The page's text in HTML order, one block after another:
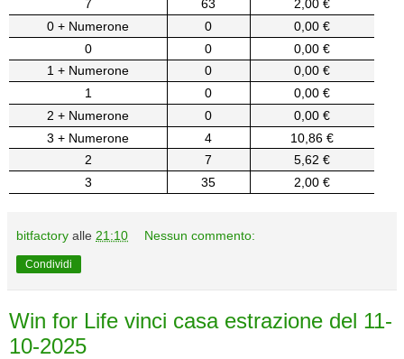
7
63
2,00 €
0 + Numerone
0
0,00 €
0
0
0,00 €
1 + Numerone
0
0,00 €
1
0
0,00 €
2 + Numerone
0
0,00 €
3 + Numerone
4
10,86 €
2
7
5,62 €
3
35 2,00 €
bitfactory alle 21:10 Nessun commento:
Condividi
Win for Life vinci casa estrazione del 11-
10-2025